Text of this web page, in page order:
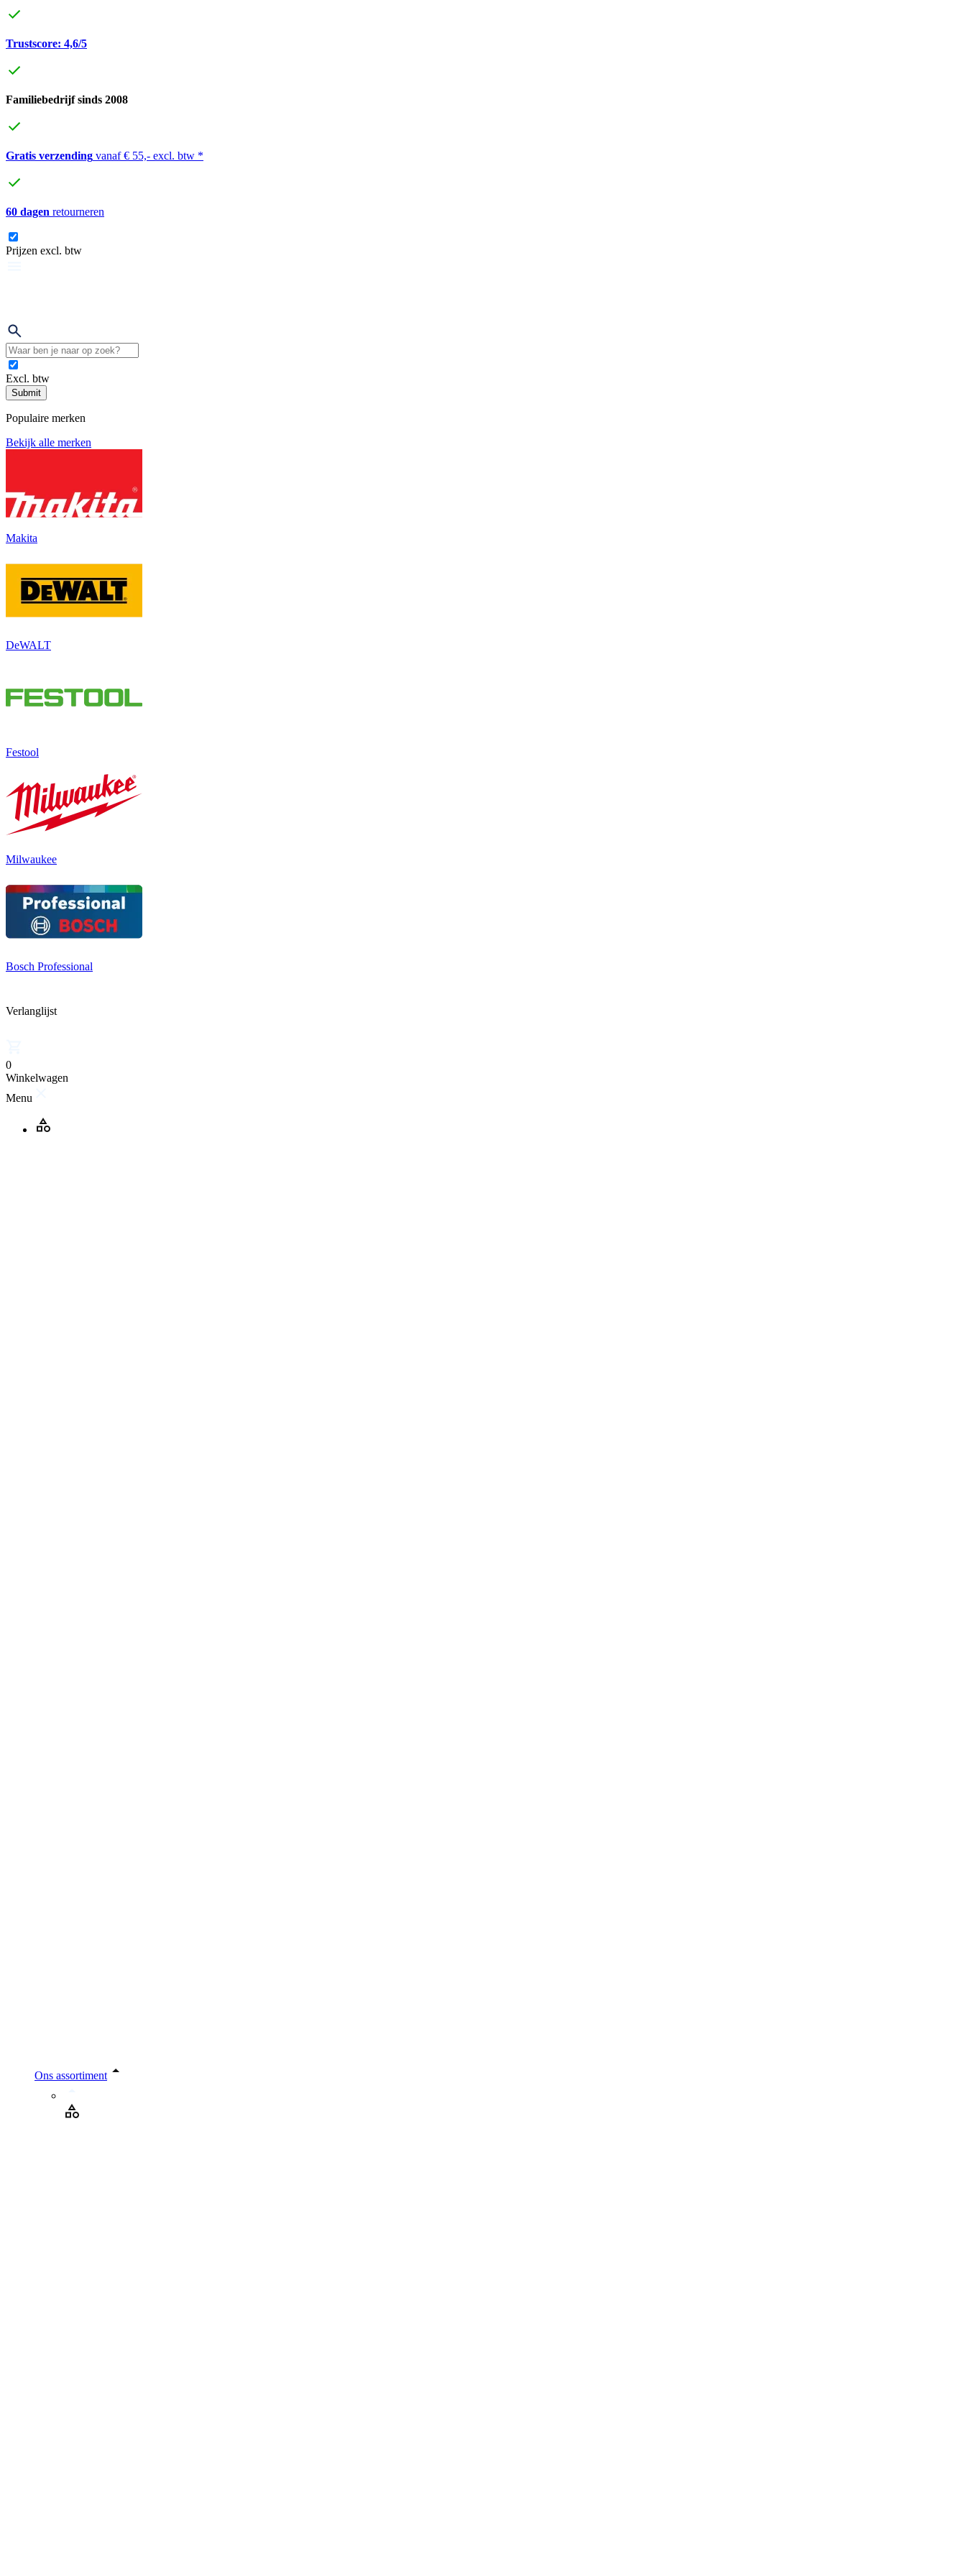
Trustscore: 4,6/5
Familiebedrijf sinds 2008
Gratis verzending vanaf € 55,- excl. btw *
60 dagen retourneren
Prijzen excl. btw
Excl. btw
Submit
Populaire merken
Bekijk alle merken
Makita
DeWALT
Festool
Milwaukee
Bosch Professional
Verlanglijst
0
Winkelwagen
Menu
Ons assortiment